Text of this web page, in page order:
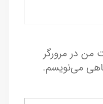
من در مرورگر
می‌نویسم.